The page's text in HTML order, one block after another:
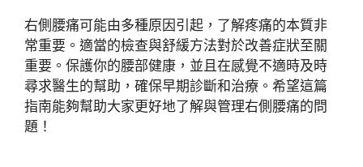
右側腰痛可能由多種原因引起，了解疼痛的本質非
常重要。適當的檢查與舒緩方法對於改善症狀至關
重要。保護你的腰部健康，並且在感覺不適時及時
尋求醫生的幫助，確保早期診斷和治療。希望這篇
指南能夠幫助大家更好地了解與管理右側腰痛的問
題！